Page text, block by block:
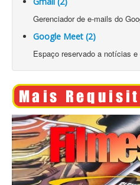
Gerenciador de e-mails do
Google Meet (2)
Espaço reservado a notícias